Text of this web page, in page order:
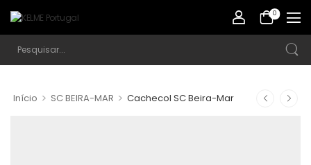
0
Início > SC BEIRA-MAR > Cachecol SC Beira-Mar